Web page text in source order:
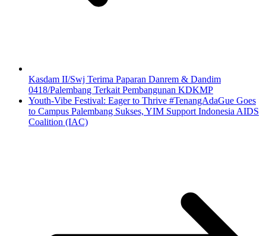
Kasdam II/Swj Terima Paparan Danrem & Dandim
0418/Palembang Terkait Pembangunan KDKMP
Youth-Vibe Festival: Eager to Thrive #TenangAdaGue Goes
to Campus Palembang Sukses, YIM Support Indonesia AIDS
Coalition (IAC)